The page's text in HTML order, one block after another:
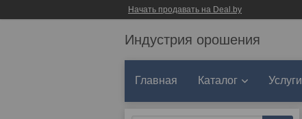
Начать продавать на Deal.by
Индустрия орошения
Главная Каталог Услуги